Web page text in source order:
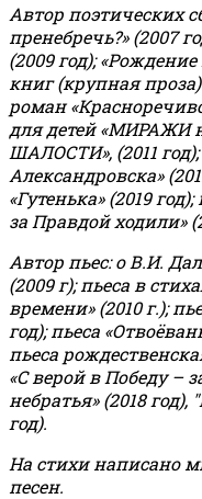
Автор поэтических
пренебречь?» (2007
(2009 год);
книг (крупная
роман
для детей «МИРАЖИ
ШАЛОСТИ», (2011
Александровска»
«Гутенька» (2019
за Правдой ходили»
Автор пьес: о В.И.
(2009 г); пьеса в
времени» (2010 г.);
год); пьеса
пьеса
«С верой в Победу –
небратья» (2018
год).
На стихи написано
песен.